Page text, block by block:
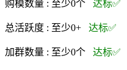
购模数量 : 至少0个 达标✅
总活跃度 : 至少0+ 达标✅
加群数量 : 至少0个 达标✅